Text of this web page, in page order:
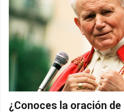
¿Conoces la oración